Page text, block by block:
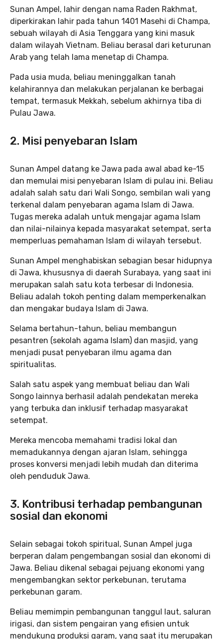
Sunan Ampel, lahir dengan nama Raden Rakhmat,
diperkirakan lahir pada tahun 1401 Masehi di Champa,
sebuah wilayah di Asia Tenggara yang kini masuk
dalam wilayah Vietnam. Beliau berasal dari keturunan
Arab yang telah lama menetap di Champa.
Pada usia muda, beliau meninggalkan tanah
kelahirannya dan melakukan perjalanan ke berbagai
tempat, termasuk Mekkah, sebelum akhirnya tiba di
Pulau Jawa.
2. Misi penyebaran Islam
Sunan Ampel datang ke Jawa pada awal abad ke-15
dan memulai misi penyebaran Islam di pulau ini. Beliau
adalah salah satu dari Wali Songo, sembilan wali yang
terkenal dalam penyebaran agama Islam di Jawa.
Tugas mereka adalah untuk mengajar agama Islam
dan nilai-nilainya kepada masyarakat setempat, serta
memperluas pemahaman Islam di wilayah tersebut.
Sunan Ampel menghabiskan sebagian besar hidupnya
di Jawa, khususnya di daerah Surabaya, yang saat ini
merupakan salah satu kota terbesar di Indonesia.
Beliau adalah tokoh penting dalam memperkenalkan
dan mengakar budaya Islam di Jawa.
Selama bertahun-tahun, beliau membangun
pesantren (sekolah agama Islam) dan masjid, yang
menjadi pusat penyebaran ilmu agama dan
spiritualitas.
Salah satu aspek yang membuat beliau dan Wali
Songo lainnya berhasil adalah pendekatan mereka
yang terbuka dan inklusif terhadap masyarakat
setempat.
Mereka mencoba memahami tradisi lokal dan
memadukannya dengan ajaran Islam, sehingga
proses konversi menjadi lebih mudah dan diterima
oleh penduduk Jawa.
3. Kontribusi terhadap pembangunan
sosial dan ekonomi
Selain sebagai tokoh spiritual, Sunan Ampel juga
berperan dalam pengembangan sosial dan ekonomi di
Jawa. Beliau dikenal sebagai pejuang ekonomi yang
mengembangkan sektor perkebunan, terutama
perkebunan garam.
Beliau memimpin pembangunan tanggul laut, saluran
irigasi, dan sistem pengairan yang efisien untuk
mendukung produksi garam, yang saat itu merupakan